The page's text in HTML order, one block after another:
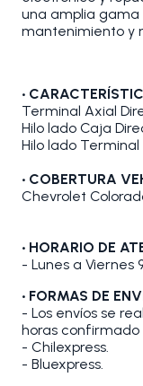
una amplia gama
mantenimiento y
•
Terminal Axial
Hilo lado Caja
Hilo lado Terminal
• COBERTURA
Chevrolet
• HORARIO DE
- Lunes a Viernes
• FORMAS DE
- Los envíos se
horas confirmado
- Chilexpress.
- Bluexpress.